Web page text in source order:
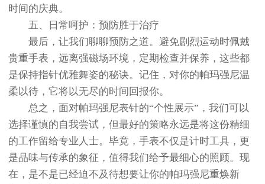
时间的庆典。
五、日常呵护：预防胜于治疗
最后，让我们聊聊预防之道。避免剧烈运动时佩戴
贵重手表，远离强磁场环境，定期检查并保养，这些都
是保持指针优雅舞姿的秘诀。记住，对你的帕玛强尼温
柔以待，它将以无尽的时间回报你。
总之，面对帕玛强尼表针的“个性展示”，我们可以
选择谨慎的自我尝试，但最好的策略永远是将这份精细
的工作留给专业人士。毕竟，手表不仅是计时工具，更
是品味与传承的象征，值得我们给予最细心的照顾。现
在，是不是已经迫不及待想要让你的帕玛强尼重焕新